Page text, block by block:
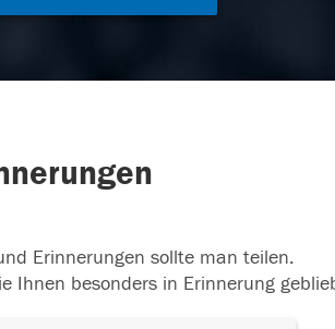
Erinnerungen sollte man teilen.
Ihnen besonders in Erinnerung